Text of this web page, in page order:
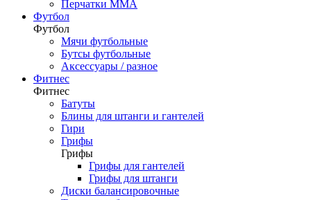
Перчатки ММА
Футбол
Футбол
Мячи футбольные
Бутсы футбольные
Аксессуары / разное
Фитнес
Фитнес
Батуты
Блины для штанги и гантелей
Гири
Грифы
Грифы
Грифы для гантелей
Грифы для штанги
Диски балансировочные